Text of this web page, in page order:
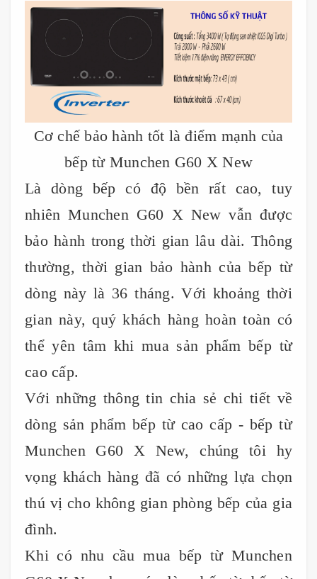
Cơ chế bảo hành tốt là điểm mạnh của
bếp từ Munchen G60 X New
Là dòng bếp có độ bền rất cao, tuy
nhiên Munchen G60 X New vẫn được
bảo hành trong thời gian lâu dài. Thông
thường, thời gian bảo hành của bếp từ
dòng này là 36 tháng. Với khoảng thời
gian này, quý khách hàng hoàn toàn có
thể yên tâm khi mua sản phẩm bếp từ
cao cấp.
Với những thông tin chia sẻ chi tiết về
dòng sản phẩm bếp từ cao cấp - bếp từ
Munchen G60 X New, chúng tôi hy
vọng khách hàng đã có những lựa chọn
thú vị cho không gian phòng bếp của gia
đình.
Khi có nhu cầu mua bếp từ Munchen